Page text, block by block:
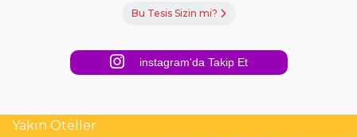
Bu Tesis Sizin mi?
instagram'da Takip Et
Yakın Oteller